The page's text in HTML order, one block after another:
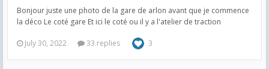
Bonjour juste une photo de la gare de arlon avant que je commence
la déco Le coté gare Et ici le coté ou il y a l'atelier de traction
July 30, 2022 33 replies 3